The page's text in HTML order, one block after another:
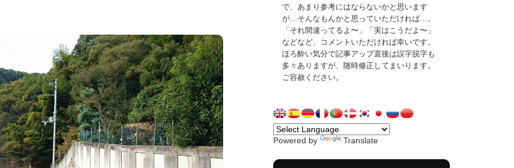
で、あまり参考にはならないかと思います
が…そんなもんかと思っていただければ…。
「それ間違ってるよ〜」「実はこうだよ〜」
などなど、コメントいただければ幸いです。
ほろ酔い気分で記事アップ直後は誤字脱字も
多々ありますが、随時修正してまいります。
ご容赦ください。
Powered by Translate